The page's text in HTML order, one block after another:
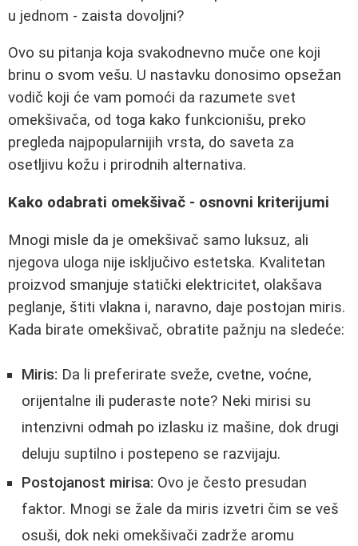
u jednom - zaista dovoljni?
Ovo su pitanja koja svakodnevno muče one koji
brinu o svom vešu. U nastavku donosimo opsežan
vodič koji će vam pomoći da razumete svet
omekšivača, od toga kako funkcionišu, preko
pregleda najpopularnijih vrsta, do saveta za
osetljivu kožu i prirodnih alternativa.
Kako odabrati omekšivač - osnovni kriterijumi
Mnogi misle da je omekšivač samo luksuz, ali
njegova uloga nije isključivo estetska. Kvalitetan
proizvod smanjuje statički elektricitet, olakšava
peglanje, štiti vlakna i, naravno, daje postojan miris.
Kada birate omekšivač, obratite pažnju na sledeće:
Miris: Da li preferirate sveže, cvetne, voćne,
orijentalne ili puderaste note? Neki mirisi su
intenzivni odmah po izlasku iz mašine, dok drugi
deluju suptilno i postepeno se razvijaju.
Postojanost mirisa: Ovo je često presudan
faktor. Mnogi se žale da miris izvetri čim se veš
osuši, dok neki omekšivači zadrže aromu